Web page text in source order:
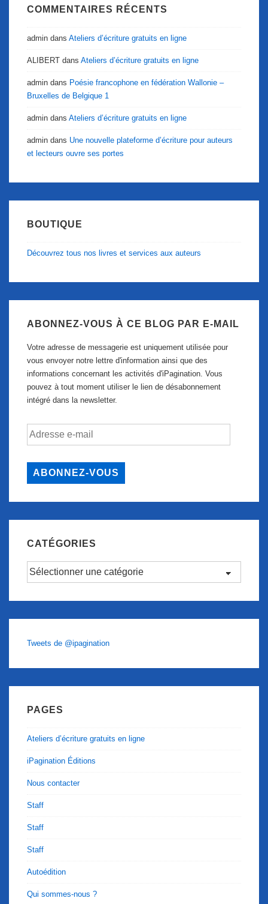
COMMENTAIRES RÉCENTS
admin dans Ateliers d’écriture gratuits en ligne
ALIBERT dans Ateliers d’écriture gratuits en ligne
admin dans Poésie francophone en fédération Wallonie –
Bruxelles de Belgique 1
admin dans Ateliers d’écriture gratuits en ligne
admin dans Une nouvelle plateforme d’écriture pour auteurs
et lecteurs ouvre ses portes
BOUTIQUE
Découvrez tous nos livres et services aux auteurs
ABONNEZ-VOUS À CE BLOG PAR E-MAIL
Votre adresse de messagerie est uniquement utilisée pour
vous envoyer notre lettre d'information ainsi que des
informations concernant les activités d'iPagination. Vous
pouvez à tout moment utiliser le lien de désabonnement
intégré dans la newsletter.
Adresse
e-
ABONNEZ-VOUS
CATÉGORIES
Catégories
Tweets de @ipagination
PAGES
Ateliers d’écriture gratuits en ligne
iPagination Éditions
Nous contacter
Staff
Staff
Staff
Autoédition
Qui sommes-nous ?